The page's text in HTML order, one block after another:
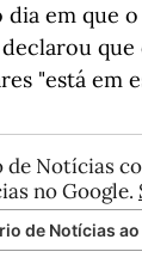
dia em que
"está em
de Notícias
no Google.
de Notícias